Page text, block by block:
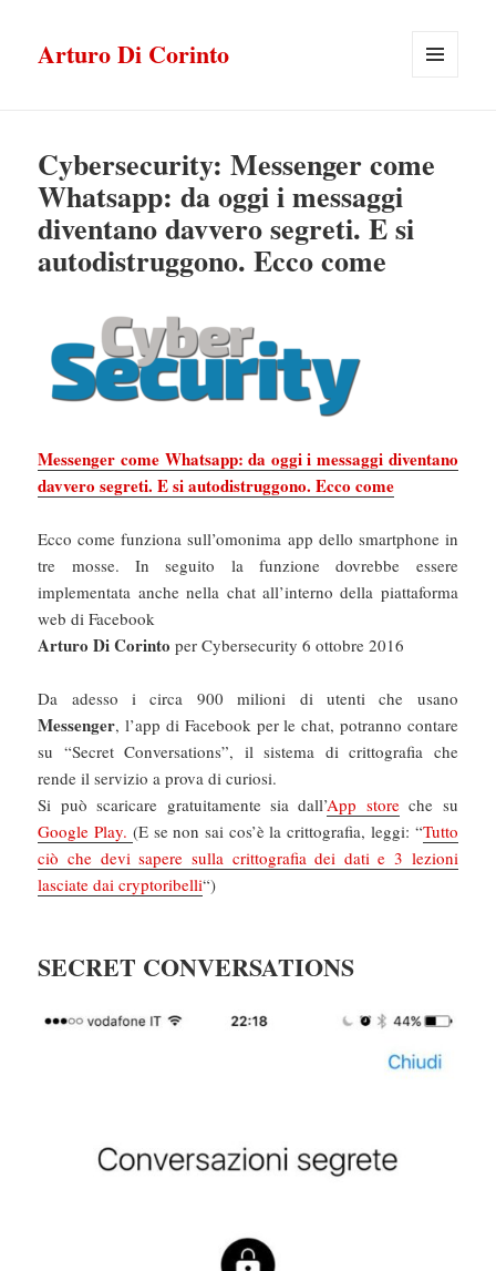
Arturo Di Corinto
Cybersecurity: Messenger come
Whatsapp: da oggi i messaggi
diventano davvero segreti. E si
autodistruggono. Ecco come
Messenger come Whatsapp: da oggi i messaggi diventano
davvero segreti. E si autodistruggono. Ecco come
Ecco come funziona sull’omonima app dello smartphone in
tre mosse. In seguito la funzione dovrebbe essere
implementata anche nella chat all’interno della piattaforma
web di Facebook
Arturo Di Corinto per Cybersecurity 6 ottobre 2016
Da adesso i circa 900 milioni di utenti che usano
Messenger, l’app di Facebook per le chat, potranno contare
su “Secret Conversations”, il sistema di crittografia che
rende il servizio a prova di curiosi.
Si può scaricare gratuitamente sia dall’App storeche su
Google Play. (E se non sai cos’è la crittografia, leggi: “Tutto
ciò che devi sapere sulla crittografia dei dati e 3 lezioni
lasciate dai cryptoribelli“)
SECRET CONVERSATIONS